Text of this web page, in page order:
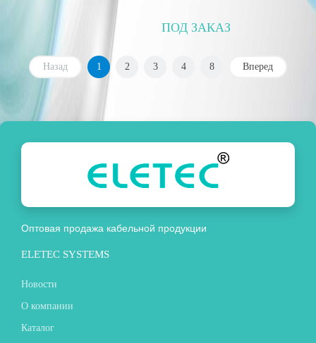
ПОД ЗАКАЗ
Назад 1 2 3 4 8 Вперед
Оптовая продажа кабельной продукции
ELETEC SYSTEMS
Новости
О компании
Каталог